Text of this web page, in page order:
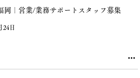
岡｜営業/業務サポートスタッフ募集
24日